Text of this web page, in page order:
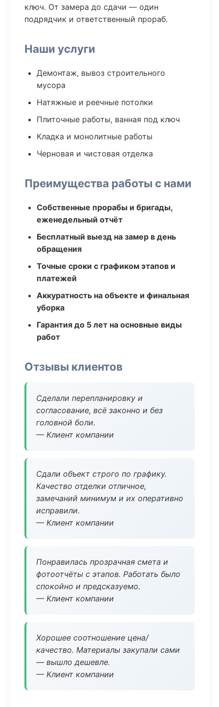
ключ. От замера до сдачи — один
подрядчик и ответственный прораб.
Наши услуги
Демонтаж, вывоз строительного
мусора
Натяжные и реечные потолки
Плиточные работы, ванная под ключ
Кладка и монолитные работы
Черновая и чистовая отделка
Преимущества работы с нами
Собственные прорабы и бригады,
еженедельный отчёт
Бесплатный выезд на замер в день
обращения
Точные сроки с графиком этапов и
платежей
Аккуратность на объекте и финальная
уборка
Гарантия до 5 лет на основные виды
работ
Отзывы клиентов
Сделали перепланировку и
согласование, всё законно и без
головной боли.
— Клиент компании
Сдали объект строго по графику.
Качество отделки отличное,
замечаний минимум и их оперативно
исправили.
— Клиент компании
Понравилась прозрачная смета и
фотоотчёты с этапов. Работать было
спокойно и предсказуемо.
— Клиент компании
Хорошее соотношение цена/
качество. Материалы закупали сами
— вышло дешевле.
— Клиент компании